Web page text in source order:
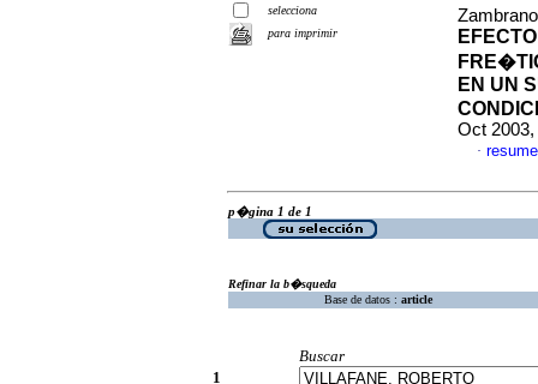
selecciona
para imprimir
EN UN
Oct
·
p�gina 1 de 1
Refinar la b�squeda
Base de datos : article
Buscar
1